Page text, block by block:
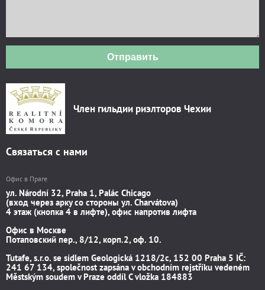
Отправить
Член гильдии риэлторов Чехии
Связаться с нами
Офис в Праге
ул. Národní 32, Praha 1, Palác Chicago
(вход через арку со стороны ул. Charvátova)
4 этаж (кнопка 4 в лифте), офис напротив лифта
Офис в Москве
Потаповский пер., 8/12, корп.2, оф. 10.
Tutafe, s.r.o. se sídlem Geologická 1218/2c, 152 00 Praha 5 IČ:
241 67 134, společnost zapsána v obchodním rejstříku vedeném
Městským soudem v Praze oddíl C vložka 184883